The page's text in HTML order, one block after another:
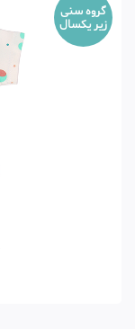
گروه سنی
زیر یکسال